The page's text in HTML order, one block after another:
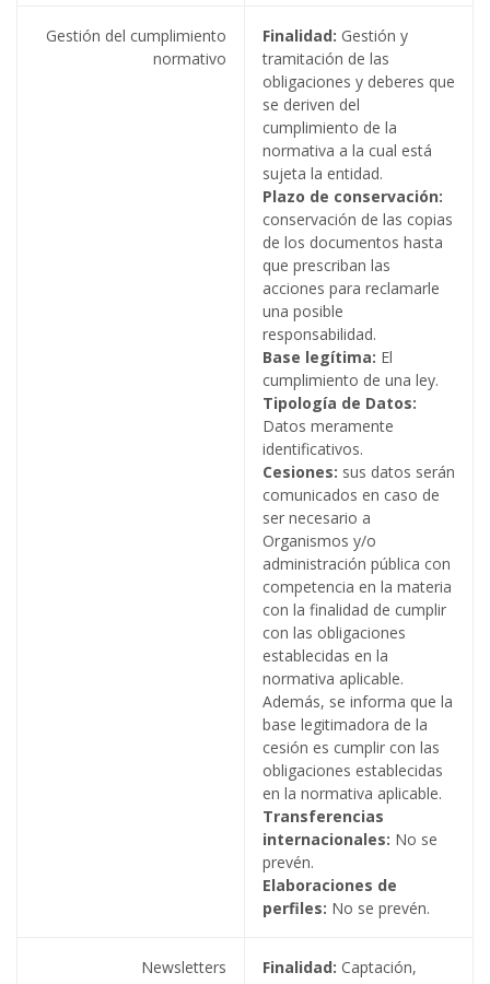
Gestión del cumplimiento
normativo
Finalidad: Gestión y
tramitación de las
obligaciones y deberes que
se deriven del
cumplimiento de la
normativa a la cual está
sujeta la entidad.
Plazo de conservación:
conservación de las copias
de los documentos hasta
que prescriban las
acciones para reclamarle
una posible
responsabilidad.
Base legítima: El
cumplimiento de una ley.
Tipología de Datos:
Datos meramente
identificativos.
Cesiones: sus datos serán
comunicados en caso de
ser necesario a
Organismos y/o
administración pública con
competencia en la materia
con la finalidad de cumplir
con las obligaciones
establecidas en la
normativa aplicable.
Además, se informa que la
base legitimadora de la
cesión es cumplir con las
obligaciones establecidas
en la normativa aplicable.
Transferencias
internacionales: No se
prevén.
Elaboraciones de
perfiles: No se prevén.
Newsletters Finalidad: Captación,